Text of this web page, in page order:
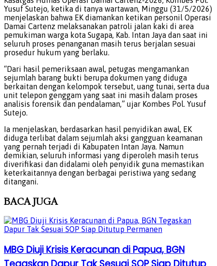
Yusuf Sutejo, ketika di tanya wartawan, Minggu (31/5/2026)
menjelaskan bahwa EK diamankan ketikan personil Operasi
Damai Cartenz melaksanakan patroli jalan kaki di area
pemukiman warga kota Sugapa, Kab. Intan Jaya dan saat ini
seluruh proses penanganan masih terus berjalan sesuai
prosedur hukum yang berlaku.
“Dari hasil pemeriksaan awal, petugas mengamankan
sejumlah barang bukti berupa dokumen yang diduga
berkaitan dengan kelompok tersebut, uang tunai, serta dua
unit telepon genggam yang saat ini masih dalam proses
analisis forensik dan pendalaman,” ujar Kombes Pol. Yusuf
Sutejo.
Ia menjelaskan, berdasarkan hasil penyidikan awal, EK
diduga terlibat dalam sejumlah aksi gangguan keamanan
yang pernah terjadi di Kabupaten Intan Jaya. Namun
demikian, seluruh informasi yang diperoleh masih terus
diverifikasi dan didalami oleh penyidik guna memastikan
keterkaitannya dengan berbagai peristiwa yang sedang
ditangani.
BACAJUGA
MBG Diuji Krisis Keracunan di Papua, BGN